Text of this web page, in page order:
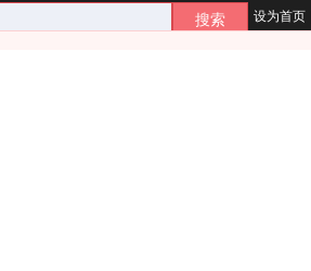
搜索 设为首页